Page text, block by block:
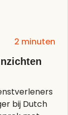
2 minuten
bij Dutch